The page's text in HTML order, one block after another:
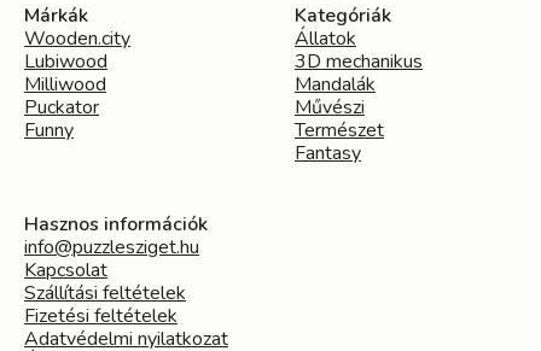
Márkák
Wooden.city
Lubiwood
Milliwood
Puckator
Funny
Kategóriák
Állatok
3D mechanikus
Mandalák
Művészi
Természet
Fantasy
Hasznos információk
info@puzzlesziget.hu
Kapcsolat
Szállítási feltételek
Fizetési feltételek
Adatvédelmi nyilatkozat